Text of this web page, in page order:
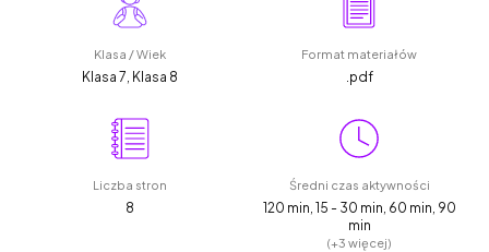
Klasa / Wiek
Klasa 7, Klasa 8
Format materiałów
.pdf
Liczba stron
8
Średni czas aktywności
120 min, 15 - 30 min, 60 min, 90
min
(+3 więcej)